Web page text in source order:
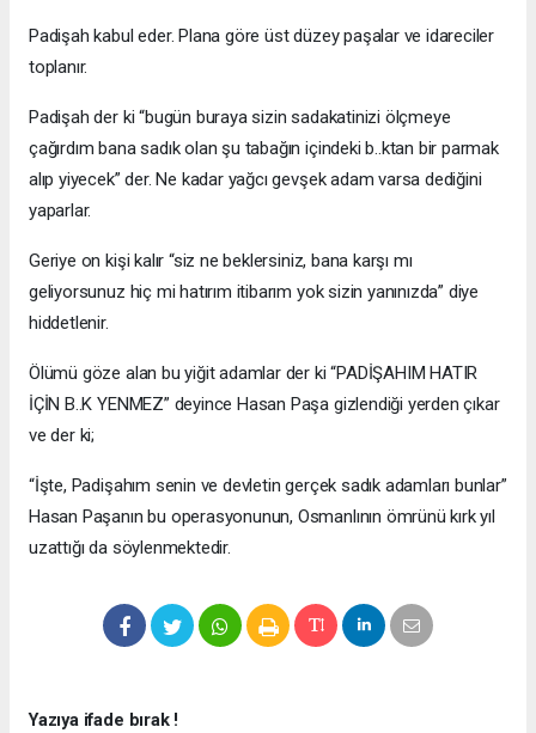
Padişah kabul eder. Plana göre üst düzey paşalar ve idareciler
toplanır.
Padişah der ki “bugün buraya sizin sadakatinizi ölçmeye
çağırdım bana sadık olan şu tabağın içindeki b..ktan bir parmak
alıp yiyecek” der. Ne kadar yağcı gevşek adam varsa dediğini
yaparlar.
Geriye on kişi kalır “siz ne beklersiniz, bana karşı mı
geliyorsunuz hiç mi hatırım itibarım yok sizin yanınızda” diye
hiddetlenir.
Ölümü göze alan bu yiğit adamlar der ki “PADİŞAHIM HATIR
İÇİN B..K YENMEZ” deyince Hasan Paşa gizlendiği yerden çıkar
ve der ki;
“İşte, Padişahım senin ve devletin gerçek sadık adamları bunlar”
Hasan Paşanın bu operasyonunun, Osmanlının ömrünü kırk yıl
uzattığı da söylenmektedir.
Yazıya ifade bırak !